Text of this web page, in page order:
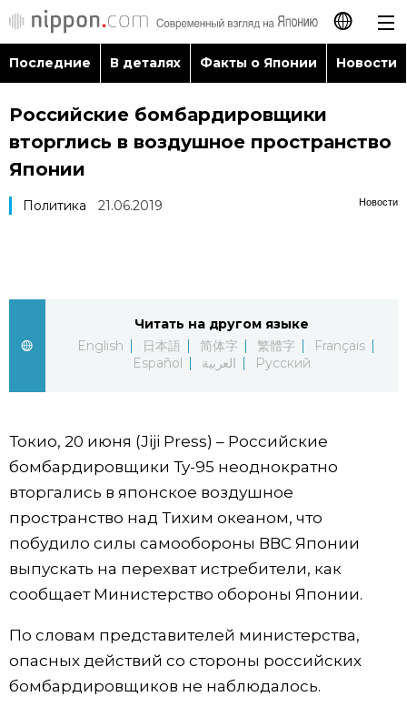
日本語
English
العربية
Последние
Фото/Видео
Разделы
Люди
Блог
Политика
Экономика
Популярные статьи
Японский язык
Японский калейдоскоп
Семья
official SNS
Последние В деталях Факты о Японии Новости
Российские бомбардировщики
вторглись в воздушное пространство
Японии
Новости
Политика 21.06.2019
Читать на другом языке
English
日本語 简体字 繁體字
Français
Español
العربية Русский
Токио, 20 июня (Jiji Press) – Российские
бомбардировщики Ту-95 неоднократно
вторгались в японское воздушное
пространство над Тихим океаном, что
побудило силы самообороны ВВС Японии
выпускать на перехват истребители, как
сообщает Министерство обороны Японии.
По словам представителей министерства,
опасных действий со стороны российских
бомбардировщиков не наблюдалось.